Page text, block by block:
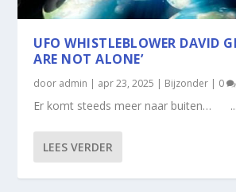
UFO WHISTLEBLOWER DAVID
ARE NOT ALONE’
door admin | apr 23, 2025 | Bijzonder | 0
Er komt steeds meer naar buiten… ...
LEES VERDER